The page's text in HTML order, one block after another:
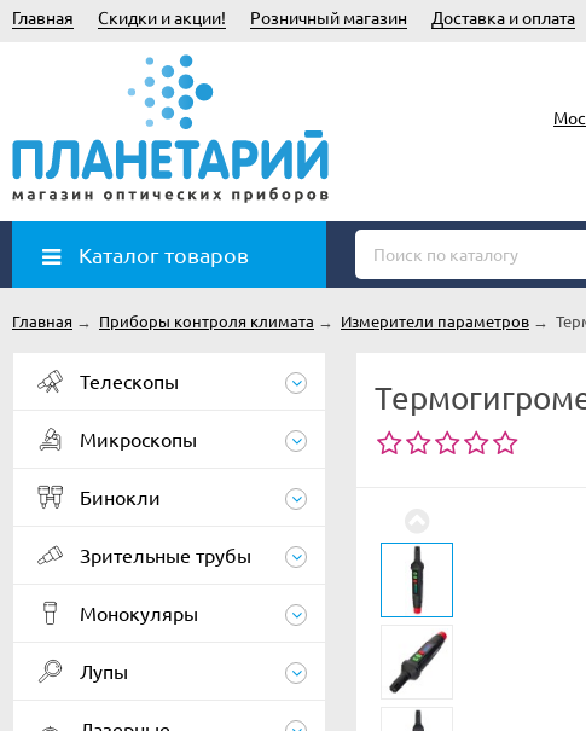
Главная Скидки и акции! Розничный магазин Доставка и оплата
Каталог товаров
Главная → Приборы контроля климата → Измерители параметров →
Телескопы
Микроскопы
Бинокли
Зрительные трубы
Монокуляры
Лупы